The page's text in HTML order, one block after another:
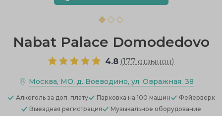
Nabat Palace Domodedovo
4.8 (177 отзывов)
Москва, МО, д. Воеводино, ул. Овражная, 38
Алкоголь за доп. плату Парковка на 100 машин
Фейерверк
Выездная регистрация
Музыкальное оборудование